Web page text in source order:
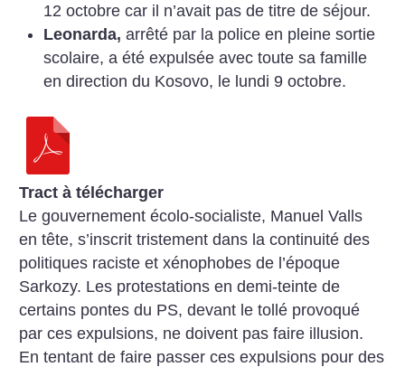
12 octobre car il n’avait pas de titre de séjour.
Leonarda, arrêté par la police en pleine sortie
scolaire, a été expulsée avec toute sa famille
en direction du Kosovo, le lundi 9 octobre.
Tract à télécharger
Le gouvernement écolo-socialiste, Manuel Valls
en tête, s’inscrit tristement dans la continuité des
politiques raciste et xénophobes de l’époque
Sarkozy. Les protestations en demi-teinte de
certains pontes du PS, devant le tollé provoqué
par ces expulsions, ne doivent pas faire illusion.
En tentant de faire passer ces expulsions pour des